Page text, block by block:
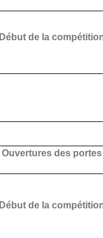
Début de la
Ouvertures des portes
Début de la